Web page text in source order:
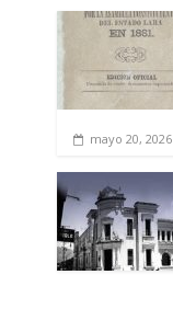
mayo 20, 2026